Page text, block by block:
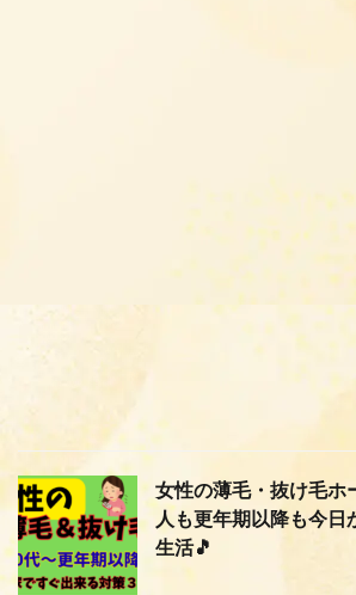
女性の薄毛・抜け毛ホ
人も更年期以降も今日
生活🎵